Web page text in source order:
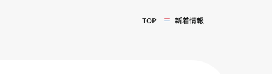
TOP 新着情報